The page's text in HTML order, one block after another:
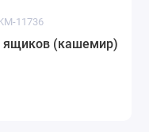
11736
ящиков (кашемир)